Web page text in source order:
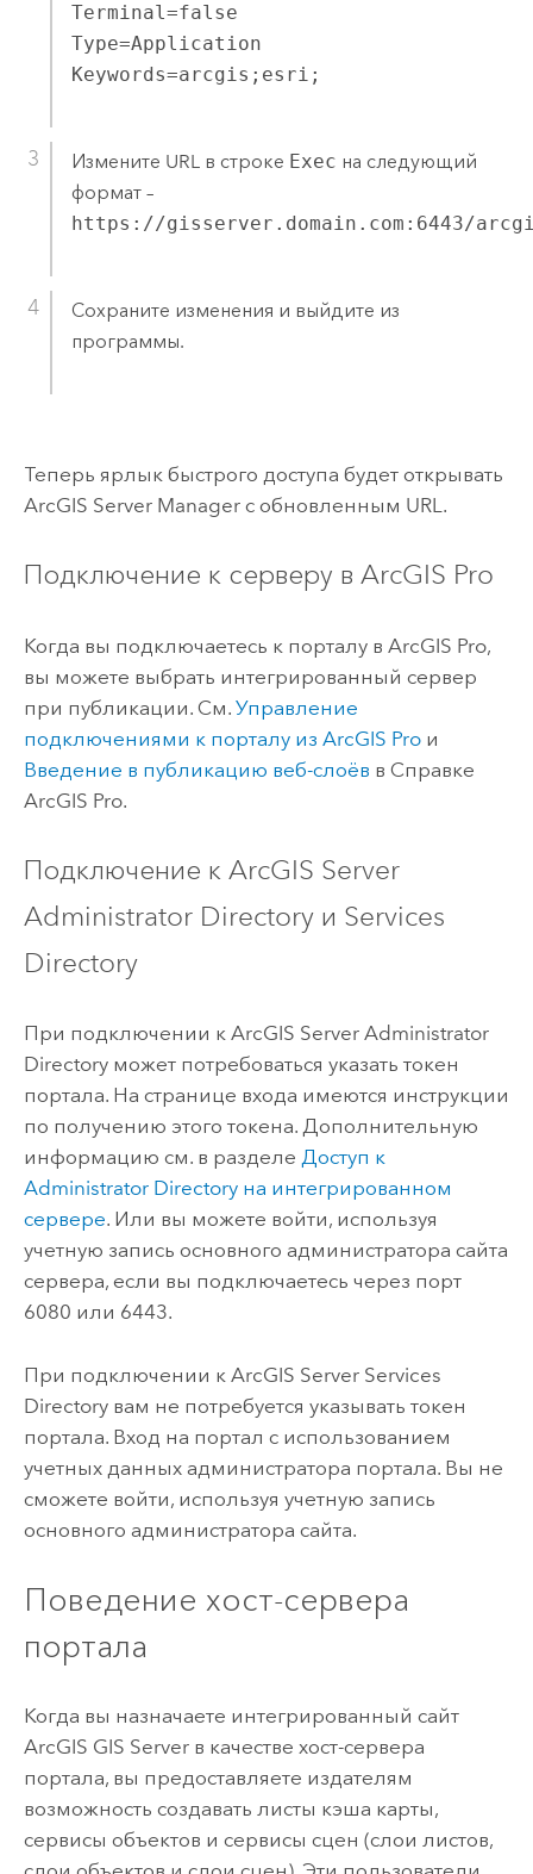
Terminal=false
Type=Application
Keywords=arcgis;esri;
Измените URL в строке Exec на следующий
формат –
https://gisserver.domain.com:6443/
Сохраните изменения и выйдите из
программы.
Теперь ярлык быстрого доступа будет открывать
ArcGIS Server Managerс обновленным URL.
Подключение к серверу в ArcGIS Pro
Когда вы подключаетесь к порталу в ArcGIS Pro,
вы можете выбрать интегрированный сервер
при публикации. См. Управление
подключениями к порталу из ArcGIS Proи
Введение в публикацию веб-слоёв в Справке
ArcGIS Pro.
Подключение к ArcGIS Server
Administrator Directory и Services
Directory
При подключении к ArcGIS ServerAdministrator
Directory может потребоваться указать токен
портала. На странице входа имеются инструкции
по получению этого токена. Дополнительную
информацию см. в разделе Доступ к
Administrator Directory на интегрированном
сервере. Или вы можете войти, используя
учетную запись основного администратора сайта
сервера, если вы подключаетесь через порт
6080 или 6443.
При подключении к ArcGIS ServerServices
Directory вам не потребуется указывать токен
портала. Вход на портал с использованием
учетных данных администратора портала. Вы не
сможете войти, используя учетную запись
основного администратора сайта.
Поведение хост-сервера
портала
Когда вы назначаете интегрированный сайт
ArcGIS GIS Serverв качестве хост-сервера
портала, вы предоставляете издателям
возможность создавать листы кэша карты,
сервисы объектов и сервисы сцен (слои листов,